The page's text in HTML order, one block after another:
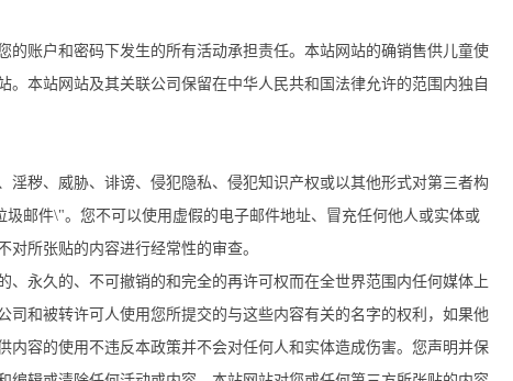
账户和密码下发生的所有活动承担责任。本站网站的确销售供儿童使
本站网站及其关联公司保留在中华人民共和国法律允许的范围内独自
秽、威胁、诽谤、侵犯隐私、侵犯知识产权或以其他形式对第三者构
邮件\"。您不可以使用虚假的电子邮件地址、冒充任何他人或实体或
所张贴的内容进行经常性的审查。
永久的、不可撤销的和完全的再许可权而在全世界范围内任何媒体上
和被转许可人使用您所提交的与这些内容有关的名字的权利，如果他
容的使用不违反本政策并不会对任何人和实体造成伤害。您声明并保